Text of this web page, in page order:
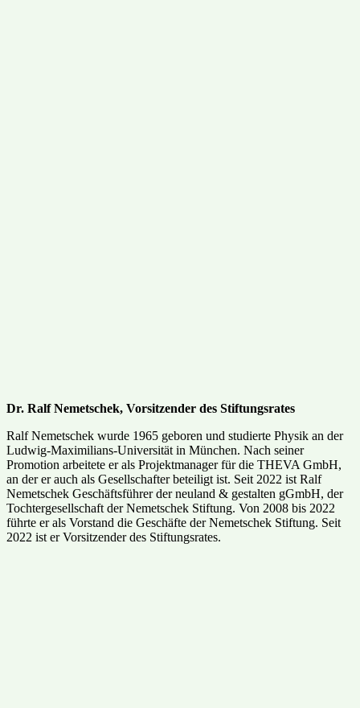
Dr. Ralf Nemetschek, Vorsitzender des Stiftungsrates
Ralf Nemetschek wurde 1965 geboren und studierte Physik an der
Ludwig-Maximilians-Universität in München. Nach seiner
Promotion arbeitete er als Projektmanager für die THEVA GmbH,
an der er auch als Gesellschafter beteiligt ist. Seit 2022 ist Ralf
Nemetschek Geschäftsführer der neuland & gestalten gGmbH, der
Tochtergesellschaft der Nemetschek Stiftung. Von 2008 bis 2022
führte er als Vorstand die Geschäfte der Nemetschek Stiftung. Seit
2022 ist er Vorsitzender des Stiftungsrates.